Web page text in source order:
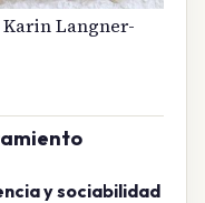
Langner-
y sociabilidad